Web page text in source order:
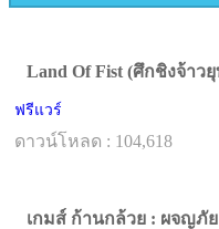
Land Of Fist (ศึกชิงจ้าว
ฟรีแวร์
ดาวน์โหลด : 104,618
เกมส์ ก้านกล้วย : ผจญภัย